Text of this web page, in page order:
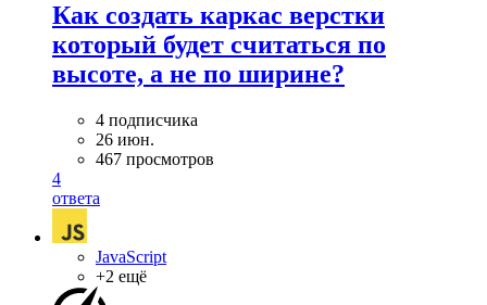
Как создать каркас верстки
который будет считаться по
высоте, а не по ширине?
4 подписчика
26 июн.
467 просмотров
4
ответа
JavaScript
+2 ещё